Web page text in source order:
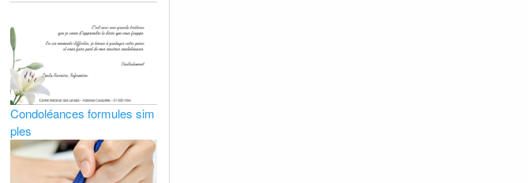
Condoléances formules sim
ples